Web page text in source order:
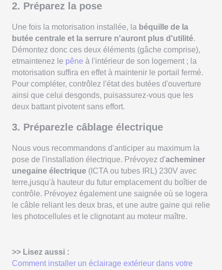
2. Préparez la pose
Une fois la motorisation installée, la béquille de la
butée centrale et la serrure n'auront plus d'utilité.
Démontez donc ces deux éléments (gâche comprise),
etmaintenez le pêne à l'intérieur de son logement ; la
motorisation suffira en effet à maintenir le portail fermé.
Pour compléter, contrôlez l'état des butées d'ouverture
ainsi que celui desgonds, puisassurez-vous que les
deux battant pivotent sans effort.
3. Préparezle câblage électrique
Nous vous recommandons d'anticiper au maximum la
pose de l'installation électrique. Prévoyez d'acheminer
unegaine électrique (ICTA ou tubes IRL) 230V avec
terre,jusqu'à hauteur du futur emplacement du boîtier de
contrôle. Prévoyez également une saignée où se logera
le câble reliant les deux bras, et une autre gaine qui relie
les photocellules et le clignotant au moteur maître.
>> Lisez aussi :
Comment installer un éclairage extérieur dans votre